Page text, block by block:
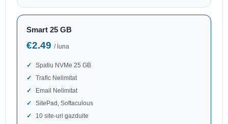
Smart 25 GB
€2.49 / luna
Spatiu NVMe 25 GB
Trafic Nelimitat
Email Nelimitat
SitePad, Softaculous
10 site-uri gazduite